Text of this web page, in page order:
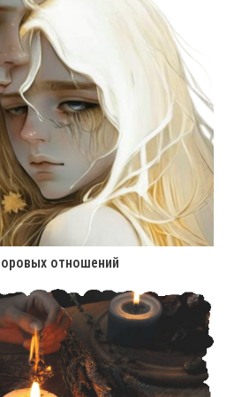
с теми, кого плохо
взгляда:
всего
— магия. Львы переживают
магия несет и риски.
покорить?В этом месяце
броситься в любовь. Особенно
Когда эмоции
рядом с вами ради статуса.
присмотритесь к деталям. Не
Дайте себе время узнать
отношений